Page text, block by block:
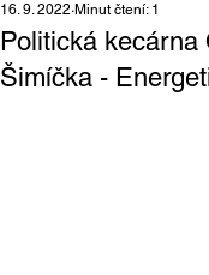
Politická kecárna
Šimíčka -
16. 9. 2022 Minut čtení: 1